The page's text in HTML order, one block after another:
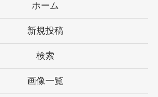
ホーム
新規投稿
検索
画像一覧